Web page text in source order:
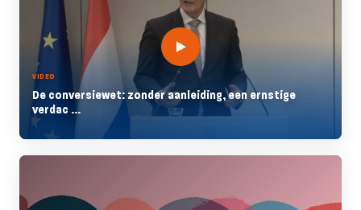
VIDEO
De conversiewet: zonder aanleiding, een ernstige
verdac ...